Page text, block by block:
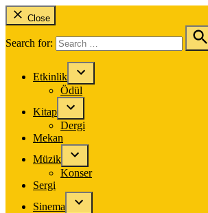
Close
Search for:
Etkinlik
Ödül
Kitap
Dergi
Mekan
Müzik
Konser
Sergi
Sinema